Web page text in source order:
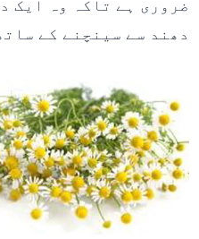
ضروری ہے تاکہ وہ ایک
دھند سے سینچنے کے